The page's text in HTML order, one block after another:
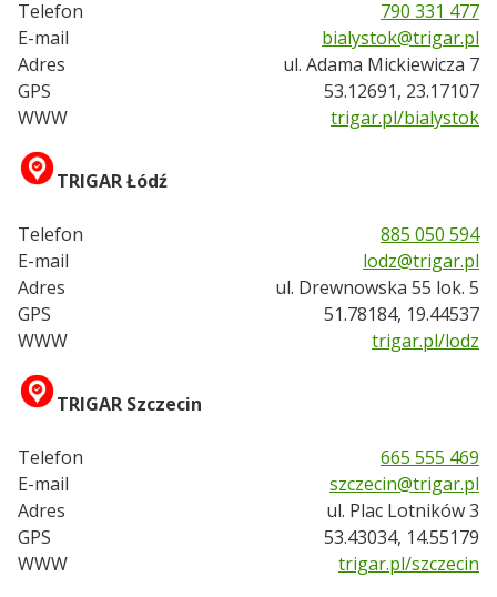
Telefon
790 331 477
E-mail
bialystok@trigar.pl
Adres
ul. Adama Mickiewicza 7
GPS
53.12691, 23.17107
WWW
trigar.pl/bialystok
TRIGAR Łódź
Telefon
885 050 594
E-mail
lodz@trigar.pl
Adres
ul. Drewnowska 55 lok. 5
GPS
51.78184, 19.44537
WWW
trigar.pl/lodz
TRIGAR Szczecin
Telefon
665 555 469
E-mail
szczecin@trigar.pl
Adres
ul. Plac Lotników 3
GPS
53.43034, 14.55179
WWW
trigar.pl/szczecin